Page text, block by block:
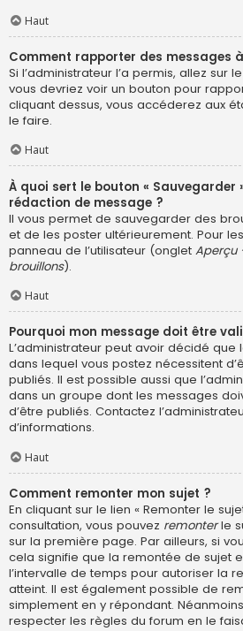
Haut
Comment rapporter des messages
Si l’administrateur l’a permis, allez sur
vous devriez voir un bouton pour
cliquant dessus, vous accéderez aux
le faire.
Haut
À quoi sert le bouton « Sauvegarder
rédaction de message ?
Il vous permet de sauvegarder des
et de les poster ultérieurement. Pour
panneau de l’utilisateur (onglet Aperçu
brouillons).
Haut
Pourquoi mon message doit être
L’administrateur peut avoir décidé
dans lequel vous postez nécessitent
publiés. Il est possible aussi que
dans un groupe dont les messages
d’être publiés. Contactez
d’informations.
Haut
Comment remonter mon sujet ?
En cliquant sur le lien « Remonter le
consultation, vous pouvez remonterle
sur la première page. Par ailleurs, si
cela signifie que la remontée de sujet
l’intervalle de temps pour autoriser la
atteint. Il est également possible de
simplement en y répondant.
respecter les règles du forum en le